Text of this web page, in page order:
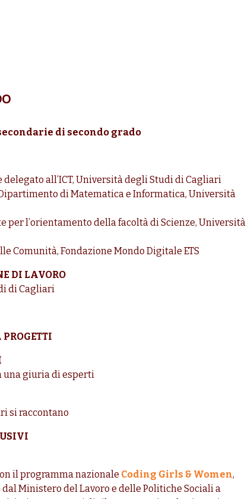
di secondo grado
all’ICT, Università degli Studi di Cagliari
di Matematica e Informatica, Università
per l’orientamento della facoltà di Scienze, Università
Comunità, Fondazione Mondo Digitale ETS
DI LAVORO
di Cagliari
una giuria di esperti
si raccontano
il programma nazionale Coding Girls & Women,
Ministero del Lavoro e delle Politiche Sociali a